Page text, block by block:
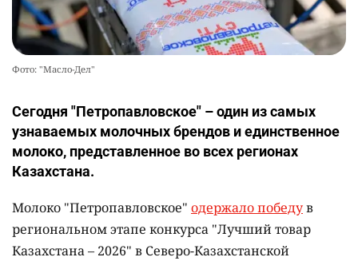
Фото: "Масло-Дел"
Сегодня "Петропавловское" – один из самых
узнаваемых молочных брендов и единственное
молоко, представленное во всех регионах
Казахстана.
Молоко "Петропавловское" одержало победув
региональном этапе конкурса "Лучший товар
Казахстана – 2026" в Северо-Казахстанской